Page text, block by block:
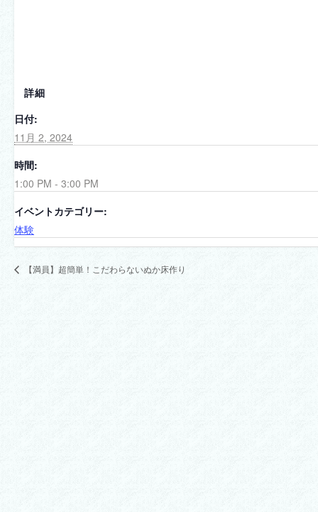
詳細
日付:
11月 2, 2024
時間:
1:00 PM - 3:00 PM
イベントカテゴリー:
体験
【満員】超簡単！こだわらないぬか床作り